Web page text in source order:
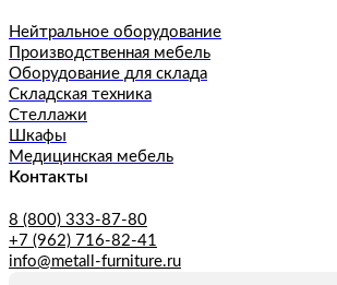
Нейтральное оборудование
Производственная мебель
Оборудование для склада
Складская техника
Стеллажи
Шкафы
Медицинская мебель
Контакты
8 (800) 333-87-80
+7 (962) 716-82-41
info@metall-furniture.ru